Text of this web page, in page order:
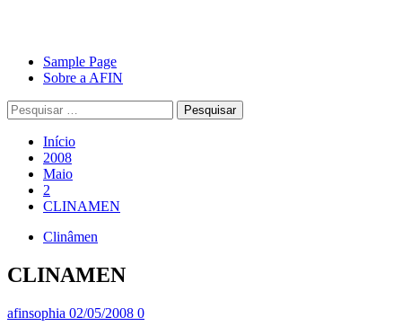
Avançar
para
conteúdo
Primary
Menu
Sample Page
Sobre a AFIN
Pesquisar
por:
Início
2008
Maio
2
CLINAMEN
Clinâmen
CLINAMEN
afinsophia 02/05/2008 0